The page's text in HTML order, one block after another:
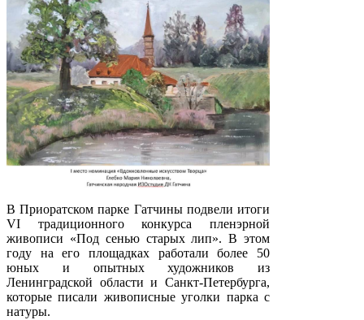
В Приоратском парке Гатчины подвели итоги
VI традиционного конкурса пленэрной
живописи «Под сенью старых лип». В этом
году на его площадках работали более 50
юных и опытных художников из
Ленинградской области и Санкт-Петербурга,
которые писали живописные уголки парка с
натуры.